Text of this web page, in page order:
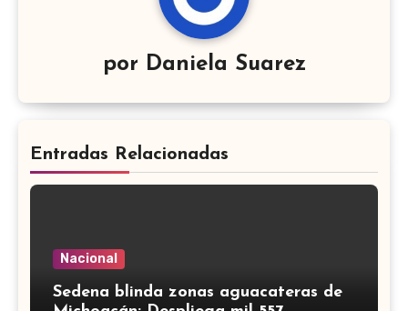
por Daniela Suarez
Entradas Relacionadas
Nacional
Sedena blinda zonas aguacateras de